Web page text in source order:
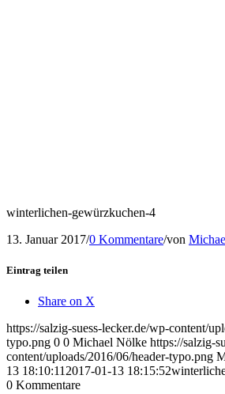
winterlichen-gewürzkuchen-4
13. Januar 2017/0 Kommentare/von
Eintrag teilen
Share on X
https://salzig-suess-lecker.de/wp-content/
typo.png 0 0 Michael Nölke https://salzig-
content/uploads/2016/06/header-typo.png
13 18:10:11 2017-01-13 18:15:52
0 Kommentare